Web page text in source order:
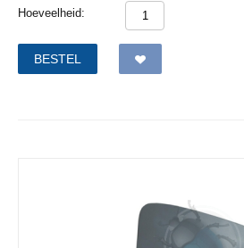
Hoeveelheid:
BESTEL